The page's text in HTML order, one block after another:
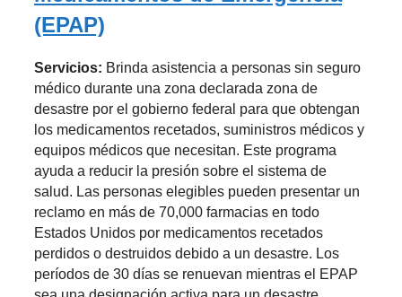
(EPAP)
Servicios: Brinda asistencia a personas sin seguro
médico durante una zona declarada zona de
desastre por el gobierno federal para que obtengan
los medicamentos recetados, suministros médicos y
equipos médicos que necesitan. Este programa
ayuda a reducir la presión sobre el sistema de
salud. Las personas elegibles pueden presentar un
reclamo en más de 70,000 farmacias en todo
Estados Unidos por medicamentos recetados
perdidos o destruidos debido a un desastre. Los
períodos de 30 días se renuevan mientras el EPAP